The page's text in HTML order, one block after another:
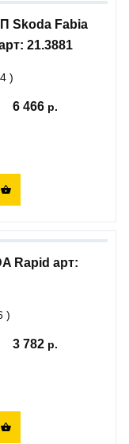
Skoda Fabia
21.3881
)
6 466

Rapid арт:
)
3 782
